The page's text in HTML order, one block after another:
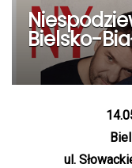
Bielsko-
ul.